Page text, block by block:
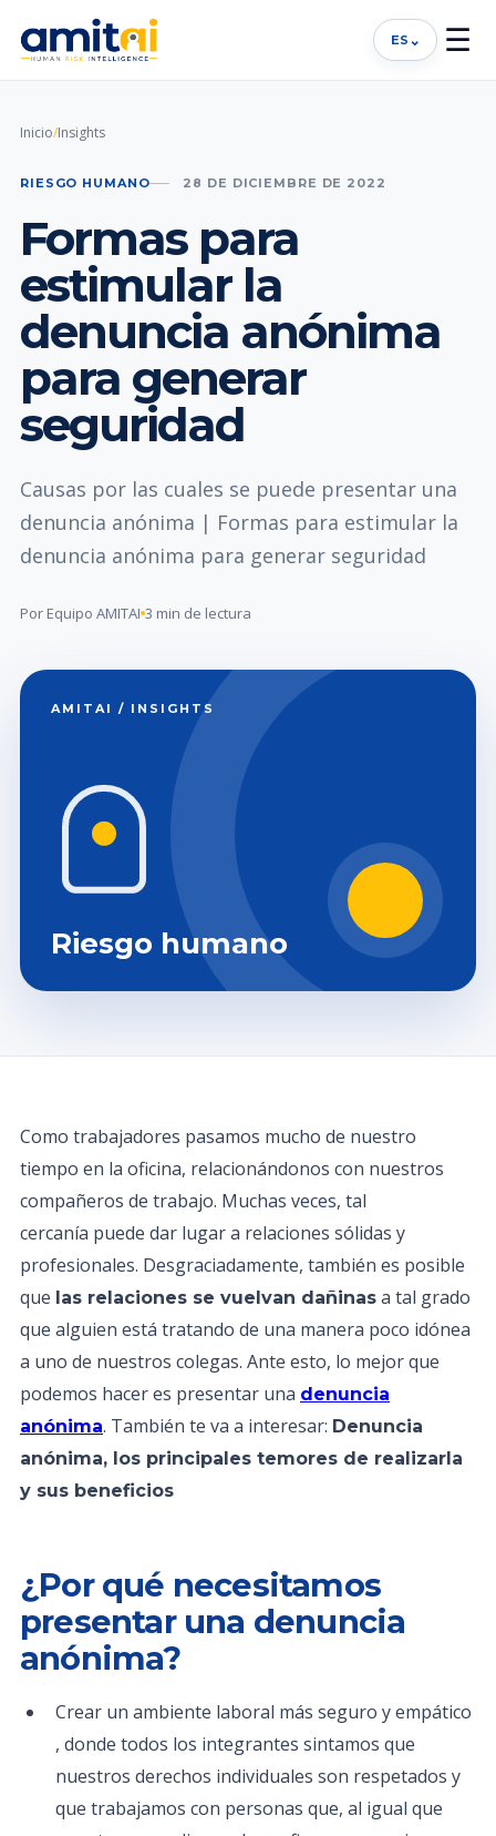
ES ⌄ ☰
Inicio/Insights
RIESGO HUMANO 28 DE DICIEMBRE DE 2022
Formas para
estimular la
denuncia anónima
para generar
seguridad
Causas por las cuales se puede presentar una
denuncia anónima | Formas para estimular la
denuncia anónima para generar seguridad
Por Equipo AMITAI 3 min de lectura
AMITAI / INSIGHTS
Riesgo humano
Como trabajadores pasamos mucho de nuestro
tiempo en la oficina, relacionándonos con nuestros
compañeros de trabajo. Muchas veces, tal
cercanía puede dar lugar a relaciones sólidas y
profesionales. Desgraciadamente, también es posible
que las relaciones se vuelvan dañinas a tal grado
que alguien está tratando de una manera poco idónea
a uno de nuestros colegas. Ante esto, lo mejor que
podemos hacer es presentar una denuncia
anónima. También te va a interesar: Denuncia
anónima, los principales temores de realizarla
y sus beneficios
¿Por qué necesitamos
presentar una denuncia
anónima?
Crear un ambiente laboral más seguro y empático
, donde todos los integrantes sintamos que
nuestros derechos individuales son respetados y
que trabajamos con personas que, al igual que